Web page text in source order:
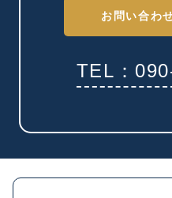
お問い合わ
TEL：